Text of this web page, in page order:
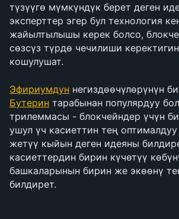
түзүүгө мүмкүндүк берет деген
эксперттер эгер бул технология
жайылтылышы керек болсо,
сөзсүз түрдө чечилиши
кошулушат.
Эфириумдун негиздөөчүлөрүнүн
Бутерин тарабынан популярдуу
трилеммасы - блокчейндер үчүн
ушул үч касиеттин тең
жетүү кыйын деген идеяны
касиеттердин бирин күчөтүү
башкаларынын бирин же экөөнү
билдирет.